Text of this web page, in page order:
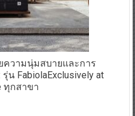
วามนุ่มสบายและการ
น FabiolaExclusively at
ทุกสาขา